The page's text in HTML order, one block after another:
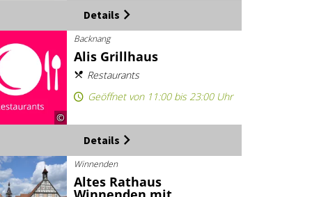
Details
©
Backnang
Alis Grillhaus
Restaurants
Geöffnet von 11:00 bis 23:00 Uhr
Details
Winnenden
Altes Rathaus